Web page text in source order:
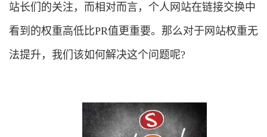
站长们的关注，而相对而言，个人网站在链接交换中
看到的权重高低比PR值更重要。那么对于网站权重无
法提升，我们该如何解决这个问题呢?